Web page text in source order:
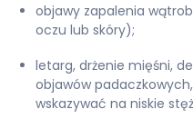
objawy zapalenia
oczu lub skóry);
letarg, drżenie mięśni,
objawów
wskazywać na niskie